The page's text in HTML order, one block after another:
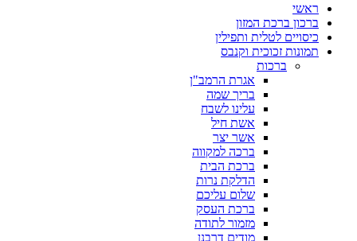
ראשי
ברכון ברכת המזון
כיסויים לטלית ותפילין
תמונות זכוכית וקנבס
ברכות
אגרת הרמב"ן
בריך שמה
עלינו לשבח
אשת חיל
אשר יצר
ברכה למקווה
ברכת הבית
הדלקת נרות
שלום עליכם
ברכת העסק
מזמור לתודה
מודים דרבנן